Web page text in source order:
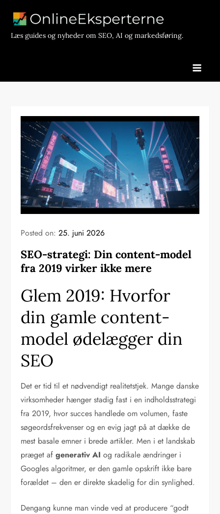
contentLæs guides og nyheder om SEO, AI og markedsføring.
Posted on:25. juni 2026
SEO-strategi: Din content-model
fra 2019 virker ikke mere
Glem 2019: Hvorfor
din gamle content-
model ødelægger din
SEO
Det er tid til et nødvendigt realitetstjek. Mange danske
virksomheder hænger stadig fast i en indholdsstrategi
fra 2019, hvor succes handlede om volumen, faste
søgeordsfrekvenser og en evig jagt på at dække de
mest basale emner i brede artikler. Men i et landskab
præget afgenerativ AI og radikale ændringer i
Googles algoritmer, er den gamle opskrift ikke bare
forældet – den er direkte skadelig for din synlighed.
Dengang kunne man vinde ved at producere “godt